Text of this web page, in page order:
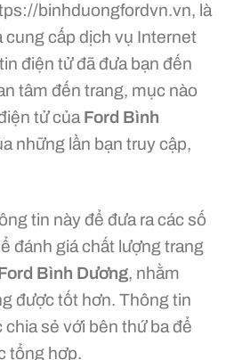
binhduongfordvn.vn, là
cung cấp dịch vụ Internet
điện tử đã đưa bạn đến
tâm đến trang, mục nào
tử củaFord Bình
những lần bạn truy cập,
tin này để đưa ra các số
đánh giá chất lượng trang
Bình Dương, nhằm
được tốt hơn. Thông tin
sẻ với bên thứ ba để
tổng hợp.